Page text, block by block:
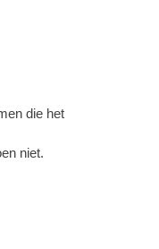
die het
niet.